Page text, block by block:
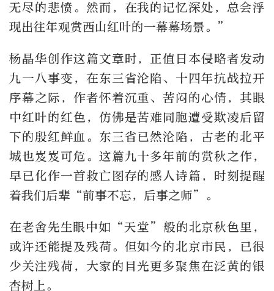
无尽的悲愤。然而，在我的记忆深处，总会浮
现出往年观赏西山红叶的一幕幕场景。”
杨晶华创作这篇文章时，正值日本侵略者发动
九一八事变，在东三省沦陷、十四年抗战拉开
序幕之际，作者怀着沉重、苦闷的心情，其眼
中红叶的红色，仿佛是苦难同胞遭受欺凌后留
下的殷红鲜血。东三省已然沦陷，古老的北平
城也岌岌可危。这篇九十多年前的赏秋之作，
早已化作一首救亡图存的感人诗篇，时刻提醒
着我们后辈“前事不忘，后事之师”。
在老舍先生眼中如“天堂”般的北京秋色里，
或许还能提及残荷。但如今的北京市民，已很
少关注残荷，大家的目光更多聚焦在泛黄的银
杏树上。